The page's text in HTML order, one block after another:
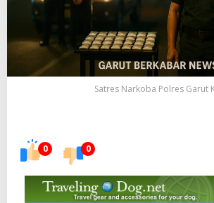
Satres Narkoba Polres Garut
0 0